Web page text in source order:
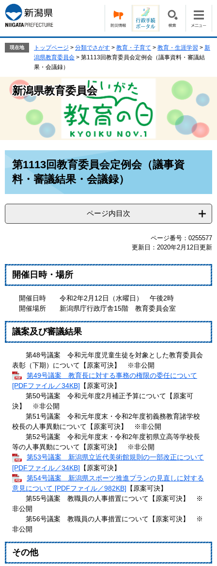
ー
ジ
の
す。
ニ
ュ
ー
し
現在地 トップページ > 分類でさがす > 教育・子育て > 教育・生涯学習 > 新
潟県教育委員会 > 第1113回教育委員会定例会（議事資料・審議結
果・会議録）
新潟県教育委員会
第1113回教育委員会定例会（議事資
料・審議結果・会議録）
ページ内目次
ページ番号：0255577
更新日：2020年2月12日更新
開催日時・場所
開催日時 令和2年2月12日（水曜日） 午後2時
開催場所 新潟県庁行政庁舎15階 教育委員会室
議案及び審議結果
第48号議案 令和元年度児童生徒を対象とした教育委員会
表彰（下期）について【原案可決】 ※非公開
第49号議案 教育長に対する事務の権限の委任について
[PDFファイル／34KB] 【原案可決】
第50号議案 令和元年度2月補正予算について【原案可
決】 ※非公開
第51号議案 令和元年度末・令和2年度初義務教育諸学校
校長の人事異動について【原案可決】 ※非公開
第52号議案 令和元年度末・令和2年度初県立高等学校長
等の人事異動について【原案可決】 ※非公開
第53号議案 新潟県立近代美術館規則の一部改正について
[PDFファイル／34KB] 【原案可決】
第54号議案 新潟県スポーツ推進プランの見直しに対する
意見について [PDFファイル／982KB] 【原案可決】
第55号議案 教職員の人事措置について【原案可決】 ※
非公開
第56号議案 教職員の人事措置について【原案可決】 ※
非公開
その他